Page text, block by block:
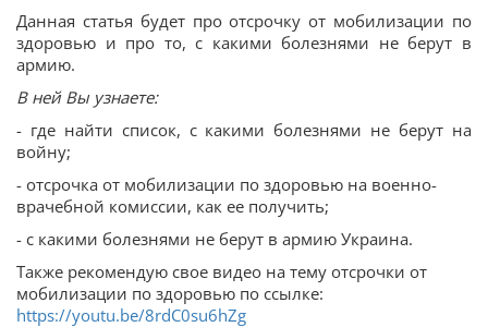
Данная статья будет про отсрочку от мобилизации по
здоровью и про то, с какими болезнями не берут в
армию.
В ней Вы узнаете:
- где найти список, с какими болезнями не берут на
войну;
- отсрочка от мобилизации по здоровью на военно-
врачебной комиссии, как ее получить;
- с какими болезнями не берут в армию Украина.
Также рекомендую свое видео на тему отсрочки от
мобилизации по здоровью по ссылке:
https://youtu.be/8rdC0su6hZg